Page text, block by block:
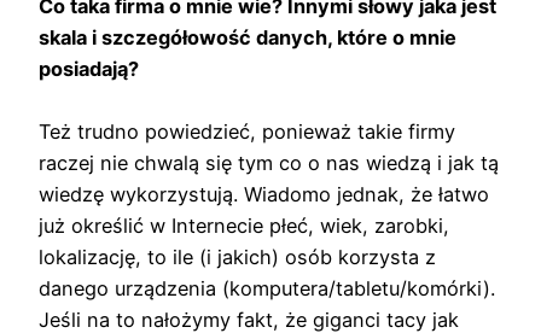
Co taka firma o mnie wie? Innymi słowy jaka jest
skala i szczegółowość danych, które o mnie
posiadają?
Też trudno powiedzieć, ponieważ takie firmy
raczej nie chwalą się tym co o nas wiedzą i jak tą
wiedzę wykorzystują. Wiadomo jednak, że łatwo
już określić w Internecie płeć, wiek, zarobki,
lokalizację, to ile (i jakich) osób korzysta z
danego urządzenia (komputera/tabletu/komórki).
Jeśli na to nałożymy fakt, że giganci tacy jak